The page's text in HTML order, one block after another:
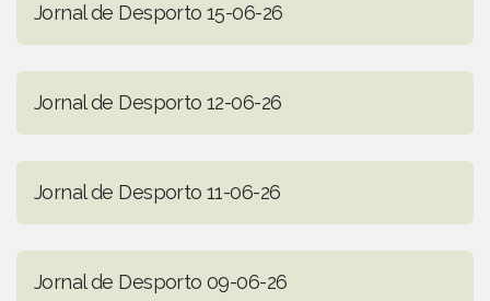
Jornal de Desporto 15-06-26
Jornal de Desporto 12-06-26
Jornal de Desporto 11-06-26
Jornal de Desporto 09-06-26